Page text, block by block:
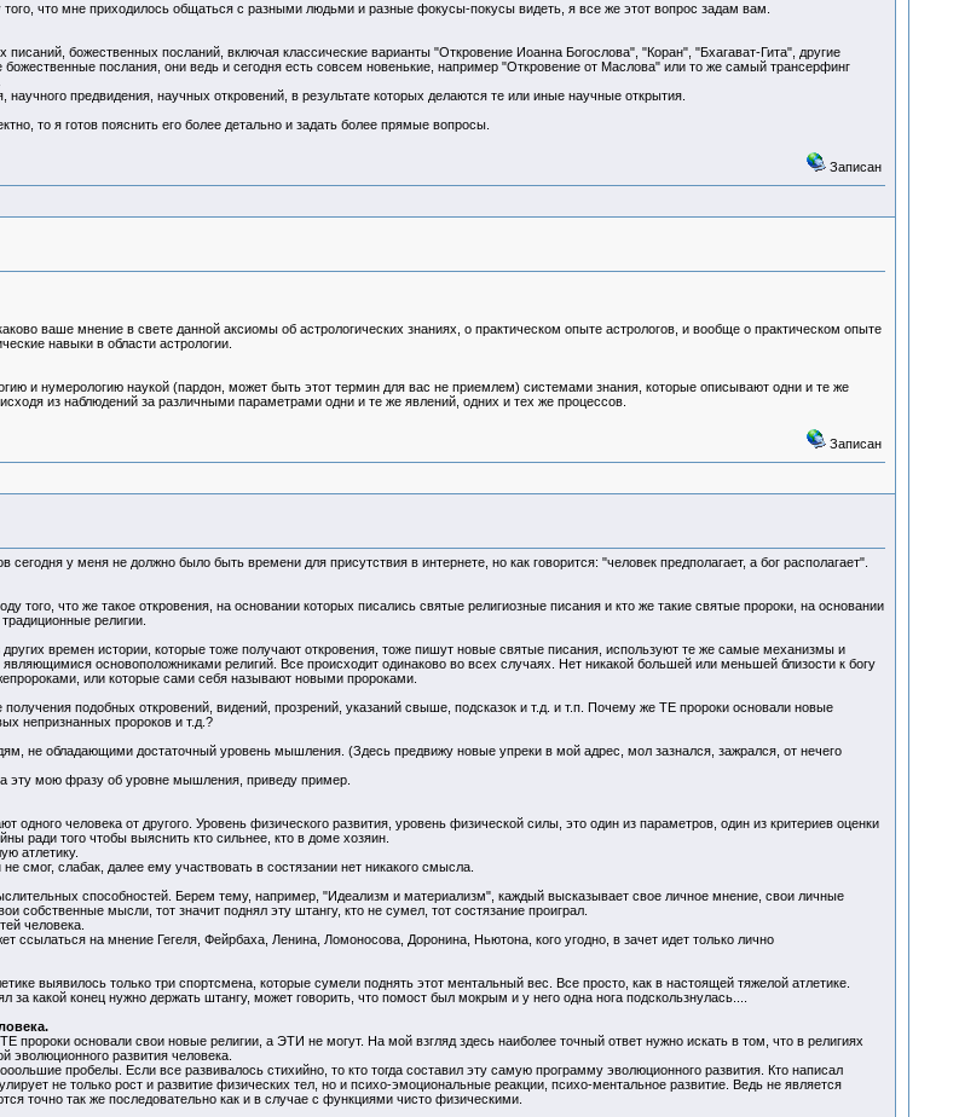
что мне приходилось общаться с разными людьми и разные фокусы-покусы видеть, я все же этот вопрос задам вам.
божественных посланий, включая классические варианты "Откровение Иоанна Богослова", "Коран", "Бхагават-Гита", другие
послания, они ведь и сегодня есть совсем новенькие, например "Откровение от Маслова" или то же самый трансерфинг
предвидения, научных откровений, в результате которых делаются те или иные научные открытия.
то я готов пояснить его более детально и задать более прямые вопросы.
Записан
ваше мнение в свете данной аксиомы об астрологических знаниях, о практическом опыте астрологов, и вообще о практическом опыте
навыки в области астрологии.
и нумерологию наукой (пардон, может быть этот термин для вас не приемлем) системами знания, которые описывают одни и те же
из наблюдений за различными параметрами одни и те же явлений, одних и тех же процессов.
Записан
у меня не должно было быть времени для присутствия в интернете, но как говорится: "человек предполагает, а бог располагает".
того, что же такое откровения, на основании которых писались святые религиозные писания и кто же такие святые пророки, на основании
религии.
времен истории, которые тоже получают откровения, тоже пишут новые святые писания, используют те же самые механизмы и
основоположниками религий. Все происходит одинаково во всех случаях. Нет никакой большей или меньшей близости к богу
или которые сами себя называют новыми пророками.
подобных откровений, видений, прозрений, указаний свыше, подсказок и т.д. и т.п. Почему же ТЕ пророки основали новые
непризнанных пророков и т.д.?
не обладающими достаточный уровень мышления. (Здесь предвижу новые упреки в мой адрес, мол зазнался, зажрался, от нечего
эту мою фразу об уровне мышления, приведу пример.
одного человека от другого. Уровень физического развития, уровень физической силы, это один из параметров, один из критериев оценки
ради того чтобы выяснить кто сильнее, кто в доме хозяин.
атлетику.
смог, слабак, далее ему участвовать в состязании нет никакого смысла.
способностей. Берем тему, например, "Идеализм и материализм", каждый высказывает свое личное мнение, свои личные
собственные мысли, тот значит поднял эту штангу, кто не сумел, тот состязание проиграл.
человека.
ссылаться на мнение Гегеля, Фейрбаха, Ленина, Ломоносова, Доронина, Ньютона, кого угодно, в зачет идет только лично
выявилось только три спортсмена, которые сумели поднять этот ментальный вес. Все просто, как в настоящей тяжелой атлетике.
какой конец нужно держать штангу, может говорить, что помост был мокрым и у него одна нога подскользнулась....
пророки основали свои новые религии, а ЭТИ не могут. На мой взгляд здесь наиболее точный ответ нужно искать в том, что в религиях
развития человека.
пробелы. Если все развивалось стихийно, то кто тогда составил эту самую программу эволюционного развития. Кто написал
не только рост и развитие физических тел, но и психо-эмоциональные реакции, психо-ментальное развитие. Ведь не является
точно так же последовательно как и в случае с функциями чисто физическими.